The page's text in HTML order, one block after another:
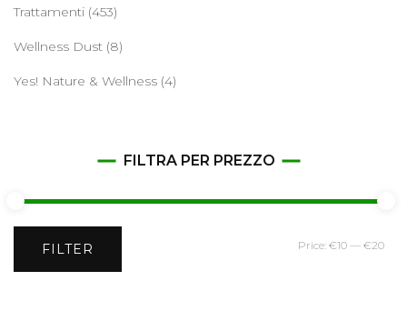
Trattamenti (453)
Wellness Dust (8)
Yes! Nature & Wellness (4)
FILTRA PER PREZZO
Min
FILTER Price: €10 — €20